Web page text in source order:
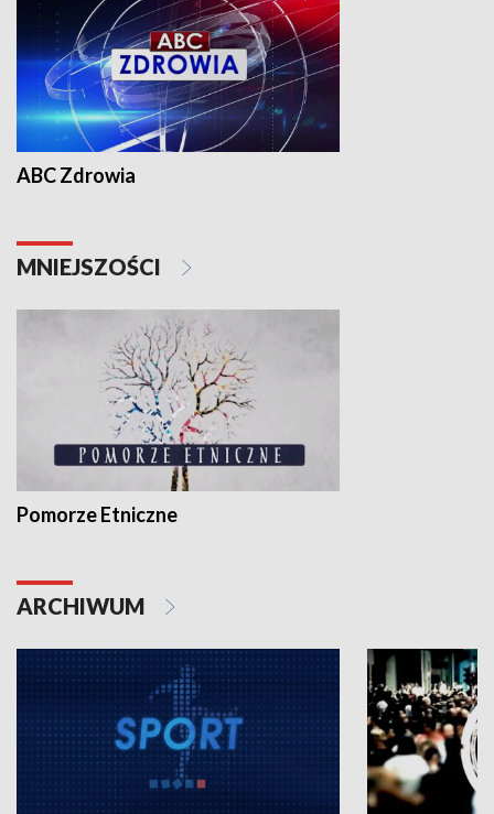
ABC Zdrowia
MNIEJSZOŚCI
Pomorze Etniczne
ARCHIWUM